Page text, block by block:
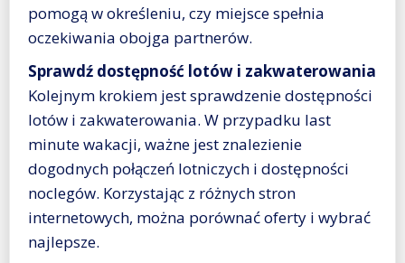
pomogą w określeniu, czy miejsce spełnia
oczekiwania obojga partnerów.
Sprawdź dostępność lotów i zakwaterowania
Kolejnym krokiem jest sprawdzenie dostępności
lotów i zakwaterowania. W przypadku last
minute wakacji, ważne jest znalezienie
dogodnych połączeń lotniczych i dostępności
noclegów. Korzystając z różnych stron
internetowych, można porównać oferty i wybrać
najlepsze.